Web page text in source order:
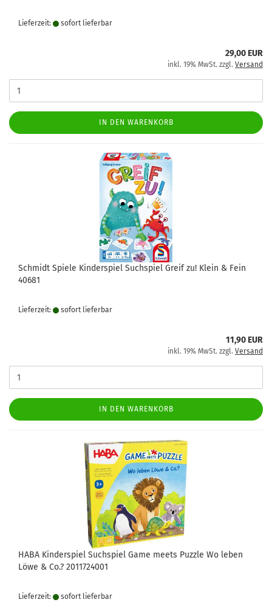
Lieferzeit: sofort lie­fer­bar
29,00 EUR
inkl. 19% MwSt. zzgl. Versand
IN DEN WARENKORB
Schmidt Spiele Kinderspiel Suchspiel Greif zu! Klein & Fein
40681
Lieferzeit: sofort lie­fer­bar
11,90 EUR
inkl. 19% MwSt. zzgl. Versand
IN DEN WARENKORB
HABA Kinderspiel Suchspiel Game meets Puzzle Wo leben
Löwe & Co.? 2011724001
Lieferzeit: sofort lie­fer­bar